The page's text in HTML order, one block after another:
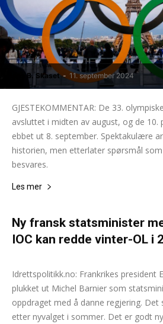
Hans B. Skaset - 11. september 2024
GJESTEKOMMENTAR: De 33.
avsluttet i midten av august, og de 10.
ebbet ut 8. september. Spektakulære
historien, men etterlater spørsmål
besvares.
Les mer
Ny fransk statsminister
IOC kan redde vinter-OL i
Andreas Selliaas - 5. september 2024
Idrettspolitikk.no: Frankrikes president
plukket ut Michel Barnier som
oppdraget med å danne regjering. Det
etter nyvalget i sommer. Det er godt